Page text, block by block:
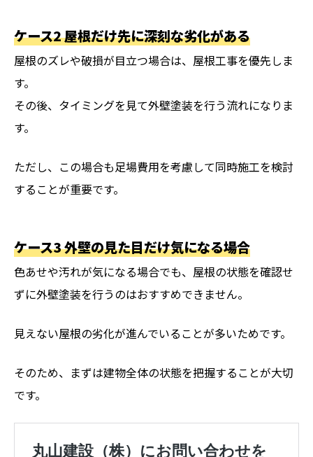
ケース2 屋根だけ先に深刻な劣化がある
屋根のズレや破損が目立つ場合は、屋根工事を優先しま
す。
その後、タイミングを見て外壁塗装を行う流れになりま
す。
ただし、この場合も足場費用を考慮して同時施工を検討
することが重要です。
ケース3 外壁の見た目だけ気になる場合
色あせや汚れが気になる場合でも、屋根の状態を確認せ
ずに外壁塗装を行うのはおすすめできません。
見えない屋根の劣化が進んでいることが多いためです。
そのため、まずは建物全体の状態を把握することが大切
です。